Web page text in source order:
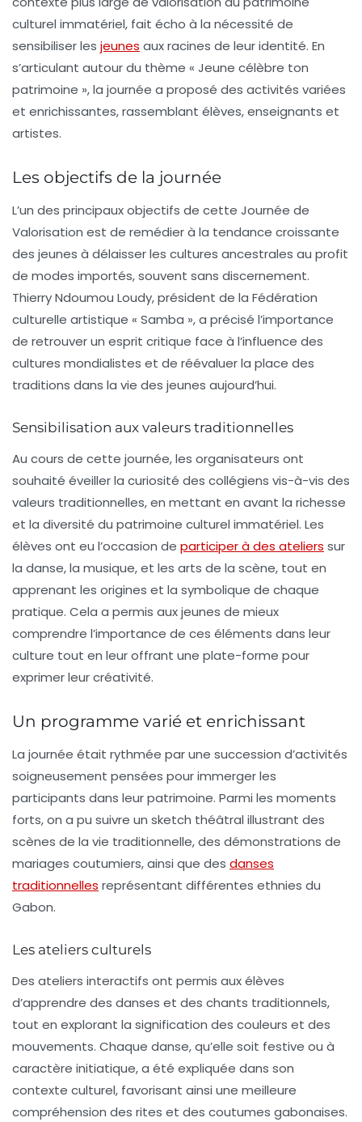
culturel immatériel, fait écho à la nécessité de
sensibiliser les jeunes aux racines de leur identité. En
s’articulant autour du thème « Jeune célèbre ton
patrimoine », la journée a proposé des activités variées
et enrichissantes, rassemblant élèves, enseignants et
artistes.
Les objectifs de la journée
L’un des principaux objectifs de cette Journée de
Valorisation est de remédier à la tendance croissante
des jeunes à délaisser les cultures ancestrales au profit
de modes importés, souvent sans discernement.
Thierry Ndoumou Loudy, président de la Fédération
culturelle artistique « Samba », a précisé l’importance
de retrouver un esprit critique face à l’influence des
cultures mondialistes et de réévaluer la place des
traditions dans la vie des jeunes aujourd’hui.
Sensibilisation aux valeurs traditionnelles
Au cours de cette journée, les organisateurs ont
souhaité éveiller la curiosité des collégiens vis-à-vis des
valeurs traditionnelles, en mettant en avant la richesse
et la diversité du patrimoine culturel immatériel. Les
élèves ont eu l’occasion de participer à des ateliers sur
la danse, la musique, et les arts de la scène, tout en
apprenant les origines et la symbolique de chaque
pratique. Cela a permis aux jeunes de mieux
comprendre l’importance de ces éléments dans leur
culture tout en leur offrant une plate-forme pour
exprimer leur créativité.
Un programme varié et enrichissant
La journée était rythmée par une succession d’activités
soigneusement pensées pour immerger les
participants dans leur patrimoine. Parmi les moments
forts, on a pu suivre un sketch théâtral illustrant des
scènes de la vie traditionnelle, des démonstrations de
mariages coutumiers, ainsi que des danses
traditionnelles représentant différentes ethnies du
Gabon.
Les ateliers culturels
Des ateliers interactifs ont permis aux élèves
d’apprendre des danses et des chants traditionnels,
tout en explorant la signification des couleurs et des
mouvements. Chaque danse, qu’elle soit festive ou à
caractère initiatique, a été expliquée dans son
contexte culturel, favorisant ainsi une meilleure
compréhension des rites et des coutumes gabonaises.